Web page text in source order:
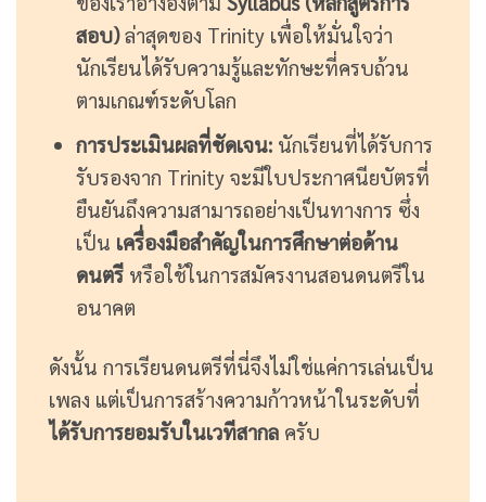
สอบ)ล่าสุดของ Trinity เพื่อให้มั่นใจว่า
นักเรียนได้รับความรู้และทักษะที่ครบถ้วน
ตามเกณฑ์ระดับโลก
การประเมินผลที่ชัดเจน:นักเรียนที่ได้รับการ
รับรองจาก Trinity จะมีใบประกาศนียบัตรที่
ยืนยันถึงความสามารถอย่างเป็นทางการ ซึ่ง
เป็น เครื่องมือสำคัญในการศึกษาต่อด้าน
ดนตรีหรือใช้ในการสมัครงานสอนดนตรีใน
อนาคต
ดังนั้น การเรียนดนตรีที่นี่จึงไม่ใช่แค่การเล่นเป็น
เพลง แต่เป็นการสร้างความก้าวหน้าในระดับที่
ได้รับการยอมรับในเวทีสากล ครับ